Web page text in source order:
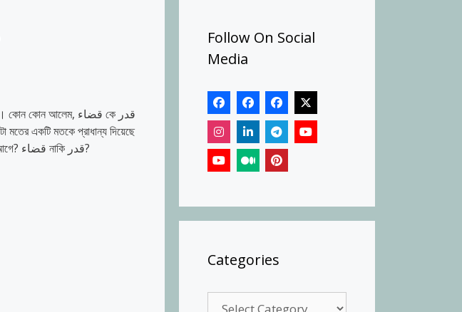
এমন কোন অভিমত রয়েছে কি? যদি কেউ প্রাধান্য দিয়ে থাকেন তাহলে এ প্রাধান্য দেয়ার দলিল কী? কোনটি আগে? قضاء নাকি قدر?
Follow On Social
Media
Categories